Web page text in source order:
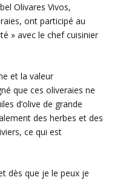
Olivares Vivos,
ont participé au
» avec le chef cuisinier
et la valeur
que ces oliveraies ne
d’olive de grande
des herbes et des
ce qui est
dès que je le peux je